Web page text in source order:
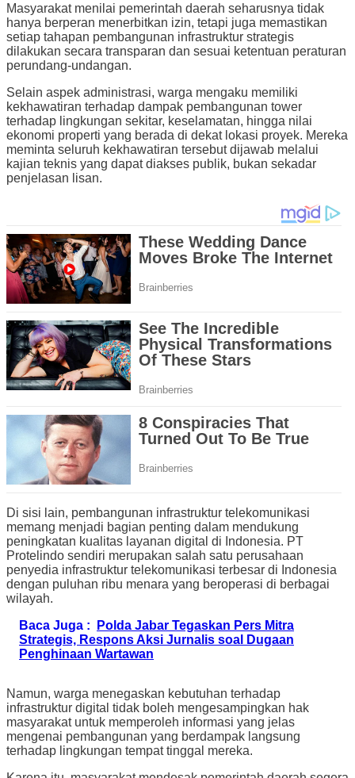
Masyarakat menilai pemerintah daerah seharusnya tidak
hanya berperan menerbitkan izin, tetapi juga memastikan
setiap tahapan pembangunan infrastruktur strategis
dilakukan secara transparan dan sesuai ketentuan peraturan
perundang-undangan.
Selain aspek administrasi, warga mengaku memiliki
kekhawatiran terhadap dampak pembangunan tower
terhadap lingkungan sekitar, keselamatan, hingga nilai
ekonomi properti yang berada di dekat lokasi proyek. Mereka
meminta seluruh kekhawatiran tersebut dijawab melalui
kajian teknis yang dapat diakses publik, bukan sekadar
penjelasan lisan.
Di sisi lain, pembangunan infrastruktur telekomunikasi
memang menjadi bagian penting dalam mendukung
peningkatan kualitas layanan digital di Indonesia. PT
Protelindo sendiri merupakan salah satu perusahaan
penyedia infrastruktur telekomunikasi terbesar di Indonesia
dengan puluhan ribu menara yang beroperasi di berbagai
wilayah.
Baca Juga :
Polda Jabar Tegaskan Pers Mitra
Strategis, Respons Aksi Jurnalis soal Dugaan
Penghinaan Wartawan
Namun, warga menegaskan kebutuhan terhadap
infrastruktur digital tidak boleh mengesampingkan hak
masyarakat untuk memperoleh informasi yang jelas
mengenai pembangunan yang berdampak langsung
terhadap lingkungan tempat tinggal mereka.